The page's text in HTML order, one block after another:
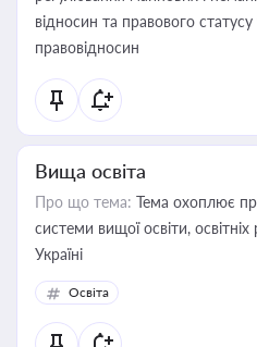
відносин та правового статусу
правовідносин
Вища освіта
Про що тема: Тема охоплює
системи вищої освіти, освітніх
Україні
Освіта